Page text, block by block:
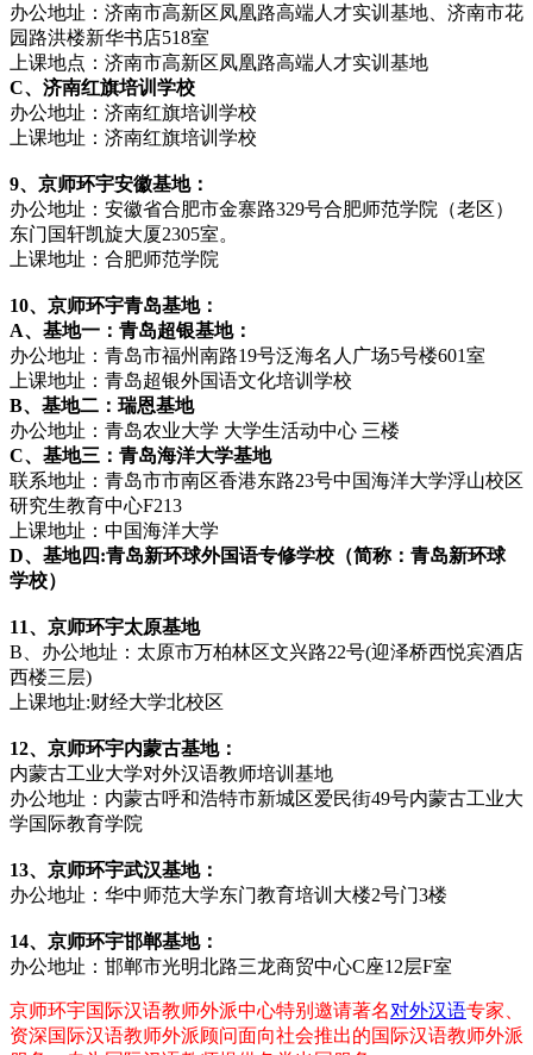
办公地址：济南市高新区凤凰路高端人才实训基地、济南市花
园路洪楼新华书店518室
上课地点：济南市高新区凤凰路高端人才实训基地
C、济南红旗培训学校
办公地址：济南红旗培训学校
上课地址：济南红旗培训学校
9、京师环宇安徽基地：
办公地址：安徽省合肥市金寨路329号合肥师范学院（老区）
东门国轩凯旋大厦2305室。
上课地址：合肥师范学院
10、京师环宇青岛基地：
A、基地一：青岛超银基地：
办公地址：青岛市福州南路19号泛海名人广场5号楼601室
上课地址：青岛超银外国语文化培训学校
B、基地二：瑞恩基地
办公地址：青岛农业大学 大学生活动中心 三楼
C、基地三：青岛海洋大学基地
联系地址：青岛市市南区香港东路23号中国海洋大学浮山校区
研究生教育中心F213
上课地址：中国海洋大学
D、基地四:青岛新环球外国语专修学校（简称：青岛新环球
学校）
11、京师环宇太原基地
B、办公地址：太原市万柏林区文兴路22号(迎泽桥西悦宾酒店
西楼三层)
上课地址:财经大学北校区
12、京师环宇内蒙古基地：
内蒙古工业大学对外汉语教师培训基地
办公地址：内蒙古呼和浩特市新城区爱民街49号内蒙古工业大
学国际教育学院
13、京师环宇武汉基地：
办公地址：华中师范大学东门教育培训大楼2号门3楼
14、京师环宇邯郸基地：
办公地址：邯郸市光明北路三龙商贸中心C座12层F室
京师环宇国际汉语教师外派中心特别邀请著名对外汉语专家、
资深国际汉语教师外派顾问面向社会推出的国际汉语教师外派